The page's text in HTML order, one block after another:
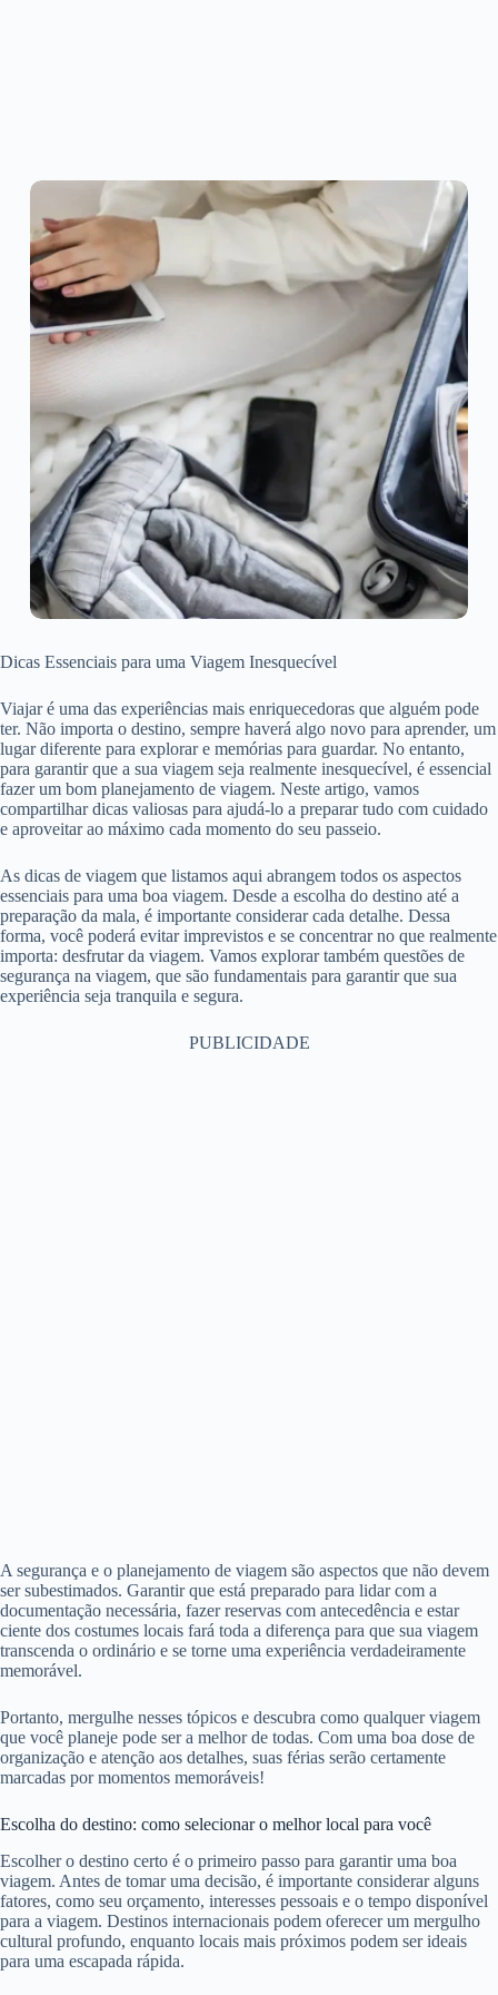
Dicas Essenciais para uma Viagem Inesquecível
Viajar é uma das experiências mais enriquecedoras que alguém pode
ter. Não importa o destino, sempre haverá algo novo para aprender, um
lugar diferente para explorar e memórias para guardar. No entanto,
para garantir que a sua viagem seja realmente inesquecível, é essencial
fazer um bom planejamento de viagem. Neste artigo, vamos
compartilhar dicas valiosas para ajudá-lo a preparar tudo com cuidado
e aproveitar ao máximo cada momento do seu passeio.
As dicas de viagem que listamos aqui abrangem todos os aspectos
essenciais para uma boa viagem. Desde a escolha do destino até a
preparação da mala, é importante considerar cada detalhe. Dessa
forma, você poderá evitar imprevistos e se concentrar no que realmente
importa: desfrutar da viagem. Vamos explorar também questões de
segurança na viagem, que são fundamentais para garantir que sua
experiência seja tranquila e segura.
PUBLICIDADE
A segurança e o planejamento de viagem são aspectos que não devem
ser subestimados. Garantir que está preparado para lidar com a
documentação necessária, fazer reservas com antecedência e estar
ciente dos costumes locais fará toda a diferença para que sua viagem
transcenda o ordinário e se torne uma experiência verdadeiramente
memorável.
Portanto, mergulhe nesses tópicos e descubra como qualquer viagem
que você planeje pode ser a melhor de todas. Com uma boa dose de
organização e atenção aos detalhes, suas férias serão certamente
marcadas por momentos memoráveis!
Escolha do destino: como selecionar o melhor local para você
Escolher o destino certo é o primeiro passo para garantir uma boa
viagem. Antes de tomar uma decisão, é importante considerar alguns
fatores, como seu orçamento, interesses pessoais e o tempo disponível
para a viagem. Destinos internacionais podem oferecer um mergulho
cultural profundo, enquanto locais mais próximos podem ser ideais
para uma escapada rápida.